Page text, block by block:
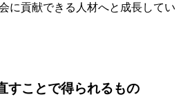
に貢献できる人材へと成長してい
すことで得られるもの